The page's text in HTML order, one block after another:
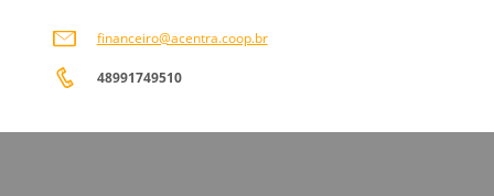
financeiro@acentra.coop.br
48991749510